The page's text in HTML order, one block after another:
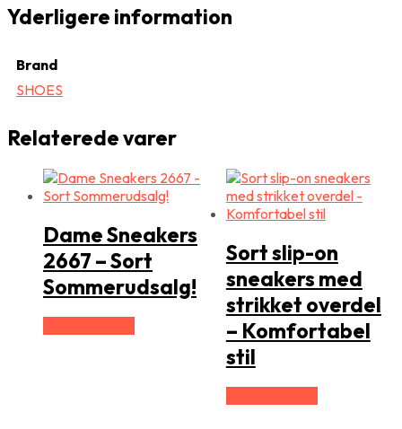
Yderligere information
Brand
SHOES
Relaterede varer
Dame Sneakers
2667 – Sort
Sommerudsalg!
Sort slip-on
sneakers med
strikket overdel
– Komfortabel
stil